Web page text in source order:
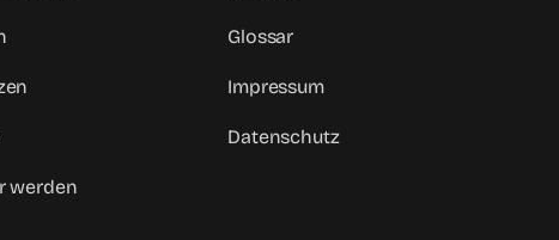
werden
Glossar
Impressum
Datenschutz